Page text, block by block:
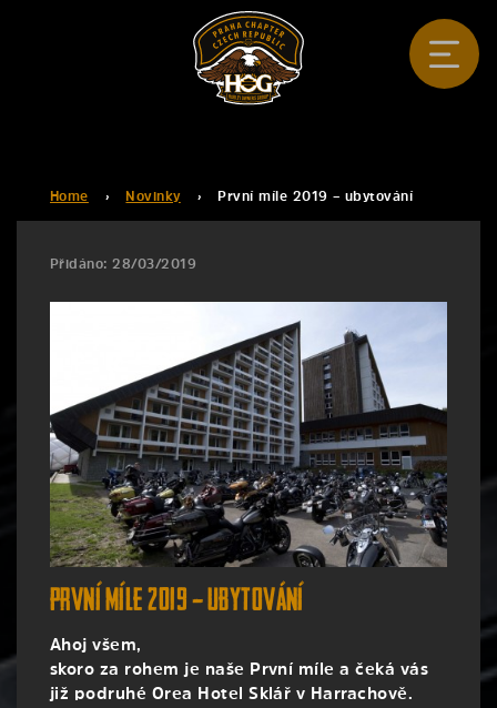
Home › Novinky › První míle 2019 – ubytování
Přidáno: 28/03/2019
První míle 2019 – ubytování
Ahoj všem,
skoro za rohem je naše První míle a čeká vás
již podruhé Orea Hotel Sklář v Harrachově.